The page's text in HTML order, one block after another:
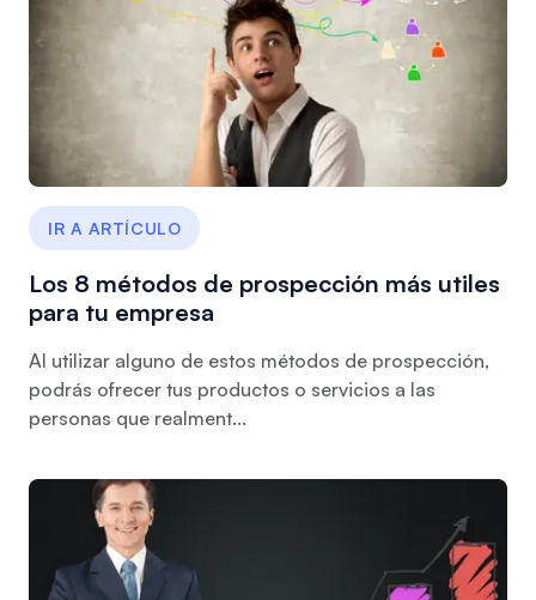
IR A ARTÍCULO
Los 8 métodos de prospección más utiles
para tu empresa
Al utilizar alguno de estos métodos de prospección,
podrás ofrecer tus productos o servicios a las
personas que realment...